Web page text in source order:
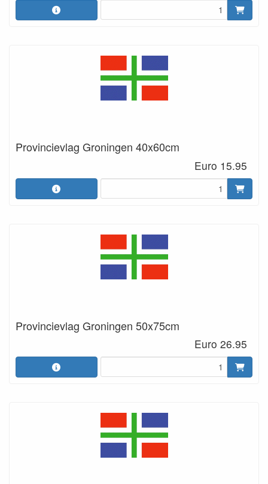
Provincievlag Groningen 40x60cm
Euro 15.95
Provincievlag Groningen 50x75cm
Euro 26.95